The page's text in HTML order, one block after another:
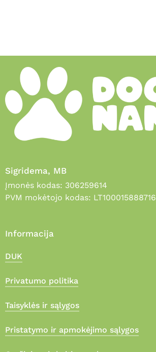
Sigridema, MB
Įmonės kodas: 306259614
PVM mokėtojo kodas: LT100015888716
Informacija
DUK
Privatumo politika
Taisyklės ir sąlygos
Pristatymo ir apmokėjimo sąlygos